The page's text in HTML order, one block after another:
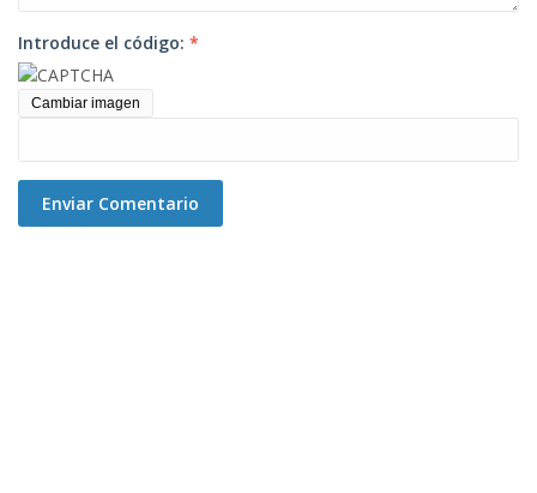
Introduce el código: *
Cambiar imagen
Enviar Comentario